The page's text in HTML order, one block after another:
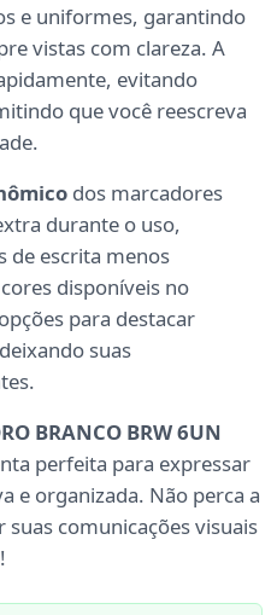
e uniformes, garantindo
vistas com clareza. A
evitando
que você reescreva
dos marcadores
durante o uso,
de escrita menos
disponíveis no
para destacar
suas
BRANCO BRW 6UN
perfeita para expressar
e organizada. Não perca a
comunicações visuais